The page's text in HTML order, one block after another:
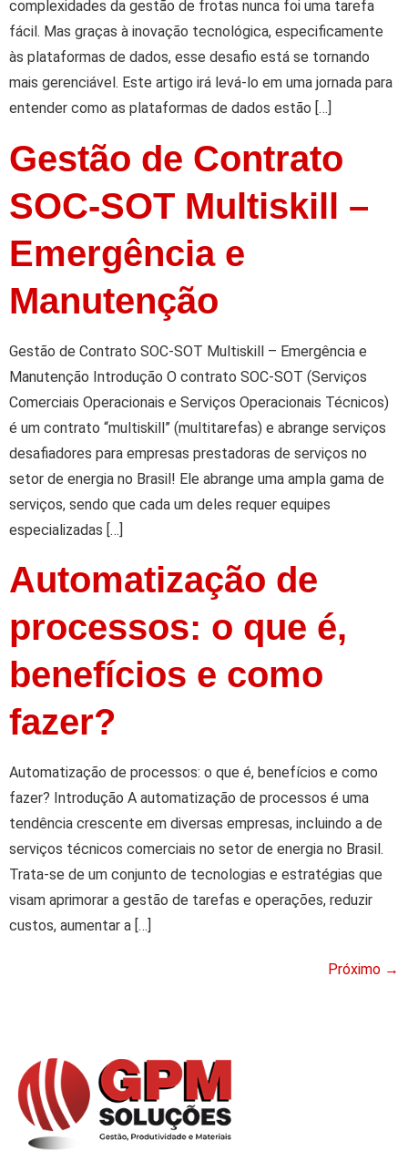
complexidades da gestão de frotas nunca foi uma tarefa
fácil. Mas graças à inovação tecnológica, especificamente
às plataformas de dados, esse desafio está se tornando
mais gerenciável. Este artigo irá levá-lo em uma jornada para
entender como as plataformas de dados estão […]
Gestão de Contrato
SOC-SOT Multiskill –
Emergência e
Manutenção
Gestão de Contrato SOC-SOT Multiskill – Emergência e
Manutenção Introdução O contrato SOC-SOT (Serviços
Comerciais Operacionais e Serviços Operacionais Técnicos)
é um contrato “multiskill” (multitarefas) e abrange serviços
desafiadores para empresas prestadoras de serviços no
setor de energia no Brasil! Ele abrange uma ampla gama de
serviços, sendo que cada um deles requer equipes
especializadas […]
Automatização de
processos: o que é,
benefícios e como
fazer?
Automatização de processos: o que é, benefícios e como
fazer? Introdução A automatização de processos é uma
tendência crescente em diversas empresas, incluindo a de
serviços técnicos comerciais no setor de energia no Brasil.
Trata-se de um conjunto de tecnologias e estratégias que
visam aprimorar a gestão de tarefas e operações, reduzir
custos, aumentar a […]
Próximo →